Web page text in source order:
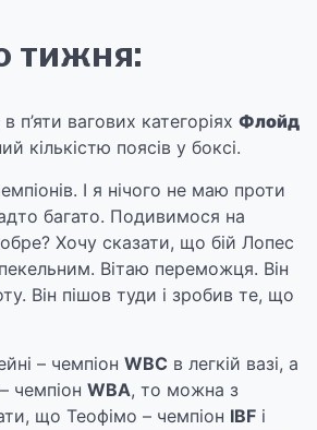
тижня:
п’яти вагових категоріях Флойд
кількістю поясів у боксі.
І я нічого не маю проти
багато. Подивимося на
Хочу сказати, що бій Лопес
Вітаю переможця. Він
Він пішов туди і зробив те, що
– чемпіон WBC в легкій вазі, а
чемпіон WBA, то можна з
що Теофімо – чемпіон IBF і